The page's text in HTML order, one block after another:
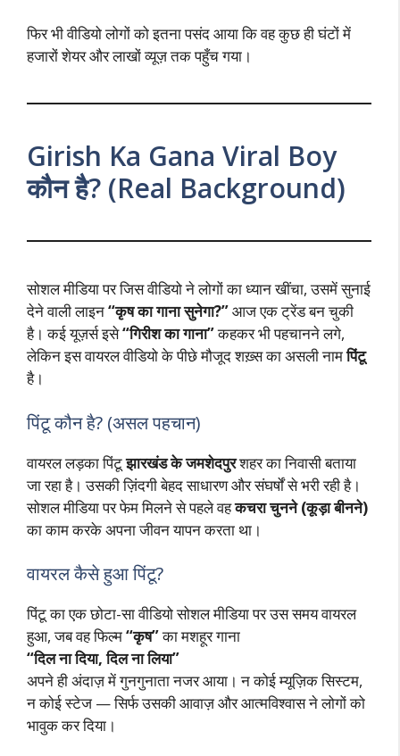
फिर भी वीडियो लोगों को इतना पसंद आया कि वह कुछ ही घंटों में
हजारों शेयर और लाखों व्यूज़ तक पहुँच गया।
Girish Ka Gana Viral Boy
कौन है? (Real Background)
सोशल मीडिया पर जिस वीडियो ने लोगों का ध्यान खींचा, उसमें सुनाई
देने वाली लाइन“कृष का गाना सुनेगा?”आज एक ट्रेंड बन चुकी
है। कई यूज़र्स इसे“गिरीश का गाना”कहकर भी पहचानने लगे,
लेकिन इस वायरल वीडियो के पीछे मौजूद शख़्स का असली नामपिंटू
है।
पिंटू कौन है? (असल पहचान)
वायरल लड़का पिंटूझारखंड के जमशेदपुरशहर का निवासी बताया
जा रहा है। उसकी ज़िंदगी बेहद साधारण और संघर्षों से भरी रही है।
सोशल मीडिया पर फेम मिलने से पहले वहकचरा चुनने (कूड़ा बीनने)
का काम करके अपना जीवन यापन करता था।
वायरल कैसे हुआ पिंटू?
पिंटू का एक छोटा-सा वीडियो सोशल मीडिया पर उस समय वायरल
हुआ, जब वह फिल्म“कृष”का मशहूर गाना
“दिल ना दिया, दिल ना लिया”
अपने ही अंदाज़ में गुनगुनाता नजर आया। न कोई म्यूज़िक सिस्टम,
न कोई स्टेज — सिर्फ उसकी आवाज़ और आत्मविश्वास ने लोगों को
भावुक कर दिया।